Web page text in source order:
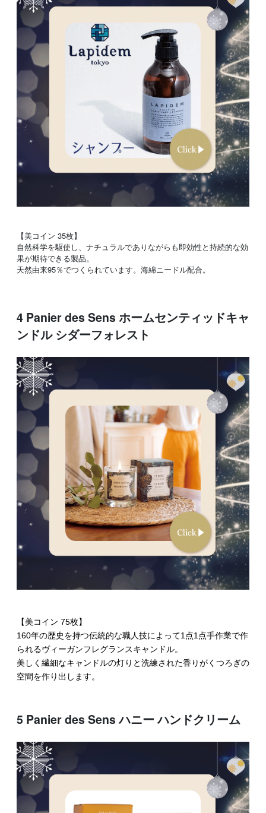
【美コイン 35枚】
自然科学を駆使し、ナチュラルでありながらも即効性と持続的な効
果が期待できる製品。
天然由来95％でつくられています。海綿ニードル配合。
4 Panier des Sens ホームセンティッドキャ
ンドル シダーフォレスト
【美コイン 75枚】
160年の歴史を持つ伝統的な職人技によって1点1点手作業で作
られるヴィーガンフレグランスキャンドル。
美しく繊細なキャンドルの灯りと洗練された香りがくつろぎの
空間を作り出します。
5 Panier des Sens ハニー ハンドクリーム